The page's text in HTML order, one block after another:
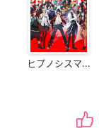
ヒプノシスマ...